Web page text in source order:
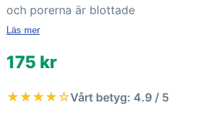
och porerna är blottade
Läs mer
175 kr
★★★★☆Vårt betyg: 4.9 / 5